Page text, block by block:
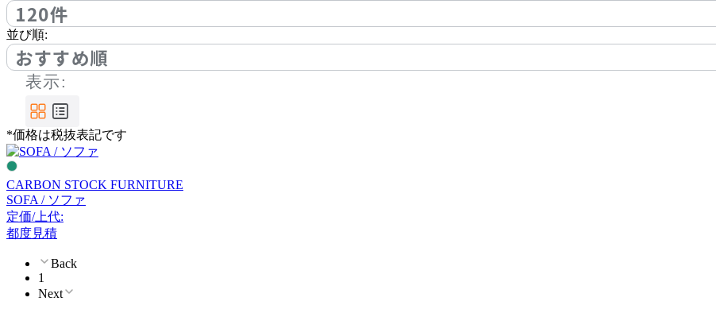
CARBON STOCK FURNI
カーボンストックファニ
チャー
COMPLEX UNIVERSAL
FURNITURE SUPPLY
コンプレックスユニバー
イ
CondeHouse
カンディハウス
CRUSH CRASH PROJECT
120件
並び順:
おすすめ順
表示:
*価格は税抜表記です
CARBON STOCK FURNITURE
SOFA / ソファ
定価/上代:
都度見積
Back
1
Next